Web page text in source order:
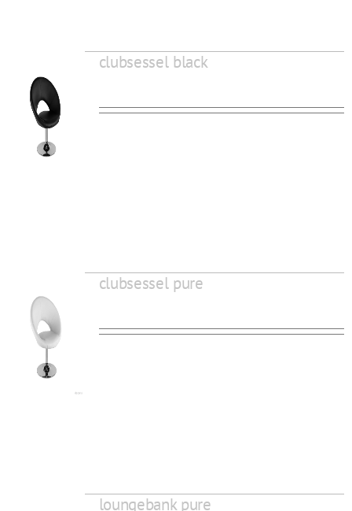
clubsessel black
clubsessel pure
loungebank pure